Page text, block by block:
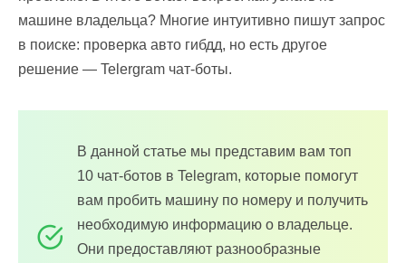
машине владельца? Многие интуитивно пишут запрос
в поиске: проверка авто гибдд, но есть другое
решение — Telergram чат-боты.
В данной статье мы представим вам топ
10 чат-ботов в Telegram, которые помогут
вам пробить машину по номеру и получить
необходимую информацию о владельце.
Они предоставляют разнообразные